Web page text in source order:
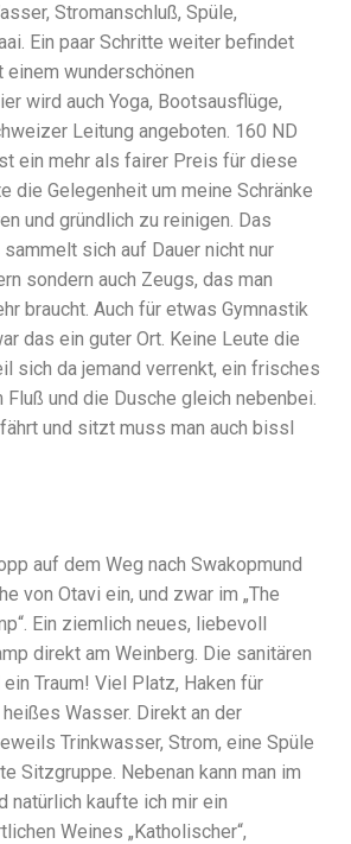
Stromanschluß, Spüle,
Ein paar Schritte weiter befindet
wunderschönen
wird auch Yoga, Bootsausflüge,
Leitung angeboten. 160 ND
ein mehr als fairer Preis für diese
die Gelegenheit um meine Schränke
und gründlich zu reinigen. Das
sich auf Dauer nicht nur
sondern auch Zeugs, das man
braucht. Auch für etwas Gymnastik
das ein guter Ort. Keine Leute die
sich da jemand verrenkt, ein frisches
und die Dusche gleich nebenbei.
und sitzt muss man auch bissl
auf dem Weg nach Swakopmund
von Otavi ein, und zwar im „The
Ein ziemlich neues, liebevoll
direkt am Weinberg. Die sanitären
Traum! Viel Platz, Haken für
Wasser. Direkt an der
Trinkwasser, Strom, eine Spüle
Sitzgruppe. Nebenan kann man im
natürlich kaufte ich mir ein
Weines „Katholischer“,